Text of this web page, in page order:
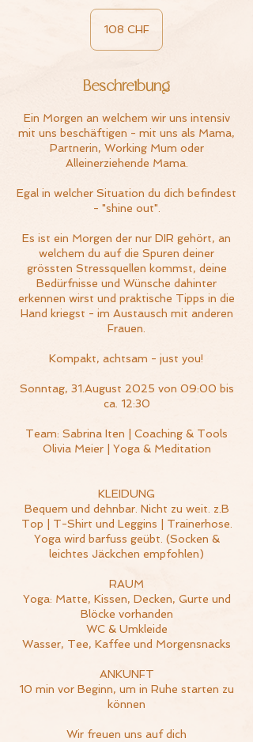
108
Franken
108 CHF
Beschreibung
Ein Morgen an welchem wir uns intensiv
mit uns beschäftigen - mit uns als Mama,
Partnerin, Working Mum oder
Alleinerziehende Mama.
Egal in welcher Situation du dich befindest
- "shine out".
Es ist ein Morgen der nur DIR gehört, an
welchem du auf die Spuren deiner
grössten Stressquellen kommst, deine
Bedürfnisse und Wünsche dahinter
erkennen wirst und praktische Tipps in die
Hand kriegst - im Austausch mit anderen
Frauen.
Kompakt, achtsam - just you!
Sonntag, 31.August 2025 von 09:00 bis
ca. 12:30
Team: Sabrina Iten | Coaching & Tools
Olivia Meier | Yoga & Meditation
KLEIDUNG
Bequem und dehnbar. Nicht zu weit. z.B
Top | T-Shirt und Leggins | Trainerhose.
Yoga wird barfuss geübt. (Socken &
leichtes Jäckchen empfohlen)
RAUM
Yoga: Matte, Kissen, Decken, Gurte und
Blöcke vorhanden
WC & Umkleide
Wasser, Tee, Kaffee und Morgensnacks
ANKUNFT
10 min vor Beginn, um in Ruhe starten zu
können
Wir freuen uns auf dich